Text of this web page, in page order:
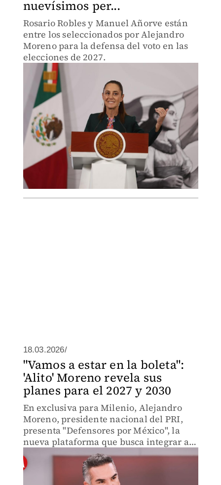
nuevísimos per...
Rosario Robles y Manuel Añorve están
entre los seleccionados por Alejandro
Moreno para la defensa del voto en las
elecciones de 2027.
18.03.2026/
"Vamos a estar en la boleta":
'Alito' Moreno revela sus
planes para el 2027 y 2030
En exclusiva para Milenio, Alejandro
Moreno, presidente nacional del PRI,
presenta "Defensores por México", la
nueva plataforma que busca integrar a
ciudadanos y militantes de cara a los
procesos electorales de 2027.